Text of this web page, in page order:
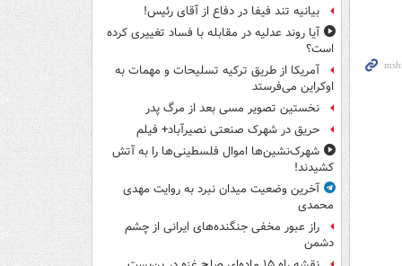
بیانیه تند فیفا در دفاع از آقای رئیس!
آیا روند عدلیه در مقابله با فساد تغییری کرده
است؟
آمریکا از طریق ترکیه تسلیحات و مهمات به
اوکراین می‌فرستد
نخستین تصویر مسی بعد از مرگ پدر
حریق در شهرک صنعتی نصیرآباد+ فیلم
شهرک‌نشین‌ها اموال فلسطینی‌ها را به آتش
کشیدند!
آخرین وضعیت میدان نبرد به روایت مهدی
محمدی
راز عبور مخفی جنگنده‌های ایرانی از چشم
دشمن